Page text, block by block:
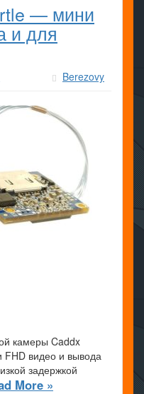
— мини
и для
Berezovy
камеры Caddx
FHD видео и вывода
задержкой
More »